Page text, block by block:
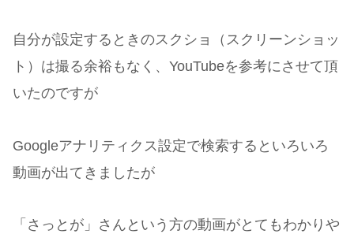
自分が設定するときのスクショ（スクリーンショッ
ト）は撮る余裕もなく、YouTubeを参考にさせて頂
いたのですが
Googleアナリティクス設定で検索するといろいろ
動画が出てきましたが
「さっとが」さんという方の動画がとてもわかりや